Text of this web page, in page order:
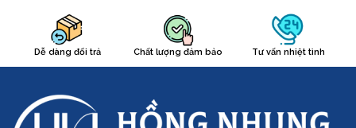
Dễ dàng đổi trả Chất lượng đảm bảo Tư vấn nhiệt tình